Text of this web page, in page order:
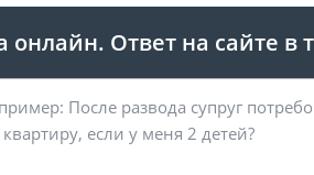
онлайн. Ответ на сайте в